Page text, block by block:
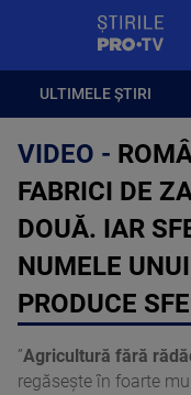
ULTIMELE ȘTIRI
VIDEO -
FABRICI DE
DOUĂ. IAR
NUMELE
PRODUCE
”Agricultură fără
regăsește în foarte